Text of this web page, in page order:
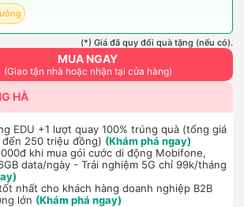
(*) Giá đã quy đổi quà tặng (nếu có).
MUA NGAY
(Giao tận nhà hoặc nhận tại cửa hàng)
HÀ
EDU +1 lượt quay 100% trúng quà (tổng giá
250 triệu đồng) (Khám phá ngay)
khi mua gói cước di động Mobifone,
data/ngày - Trải nghiệm 5G chỉ 99k/tháng
nhất cho khách hàng doanh nghiệp B2B
lớn (Khám phá ngay)